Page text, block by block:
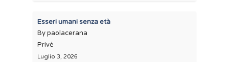
Esseri umani senza età
By paolacerana
Privé
Luglio 3, 2026